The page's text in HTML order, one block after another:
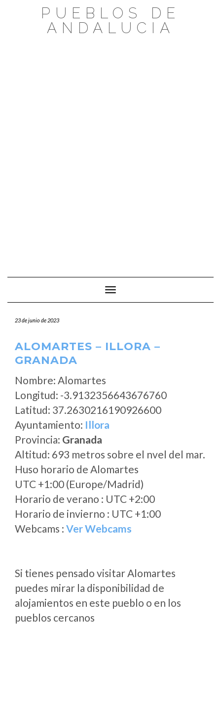
PUEBLOS DE
ANDALUCIA
Cambiar modo de navegación
23 de junio de 2023
ALOMARTES – ILLORA –
GRANADA
Nombre: Alomartes
Longitud: -3.9132356643676760
Latitud: 37.2630216190926600
Ayuntamiento: Illora
Provincia: Granada
Altitud: 693 metros sobre el nvel del mar.
Huso horario de Alomartes
UTC +1:00 (Europe/Madrid)
Horario de verano : UTC +2:00
Horario de invierno : UTC +1:00
Webcams : Ver Webcams
Si tienes pensado visitar Alomartes
puedes mirar la disponibilidad de
alojamientos en este pueblo o en los
pueblos cercanos